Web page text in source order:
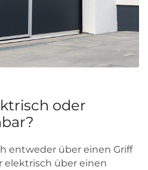
oder
entweder über einen Griff
elektrisch über einen